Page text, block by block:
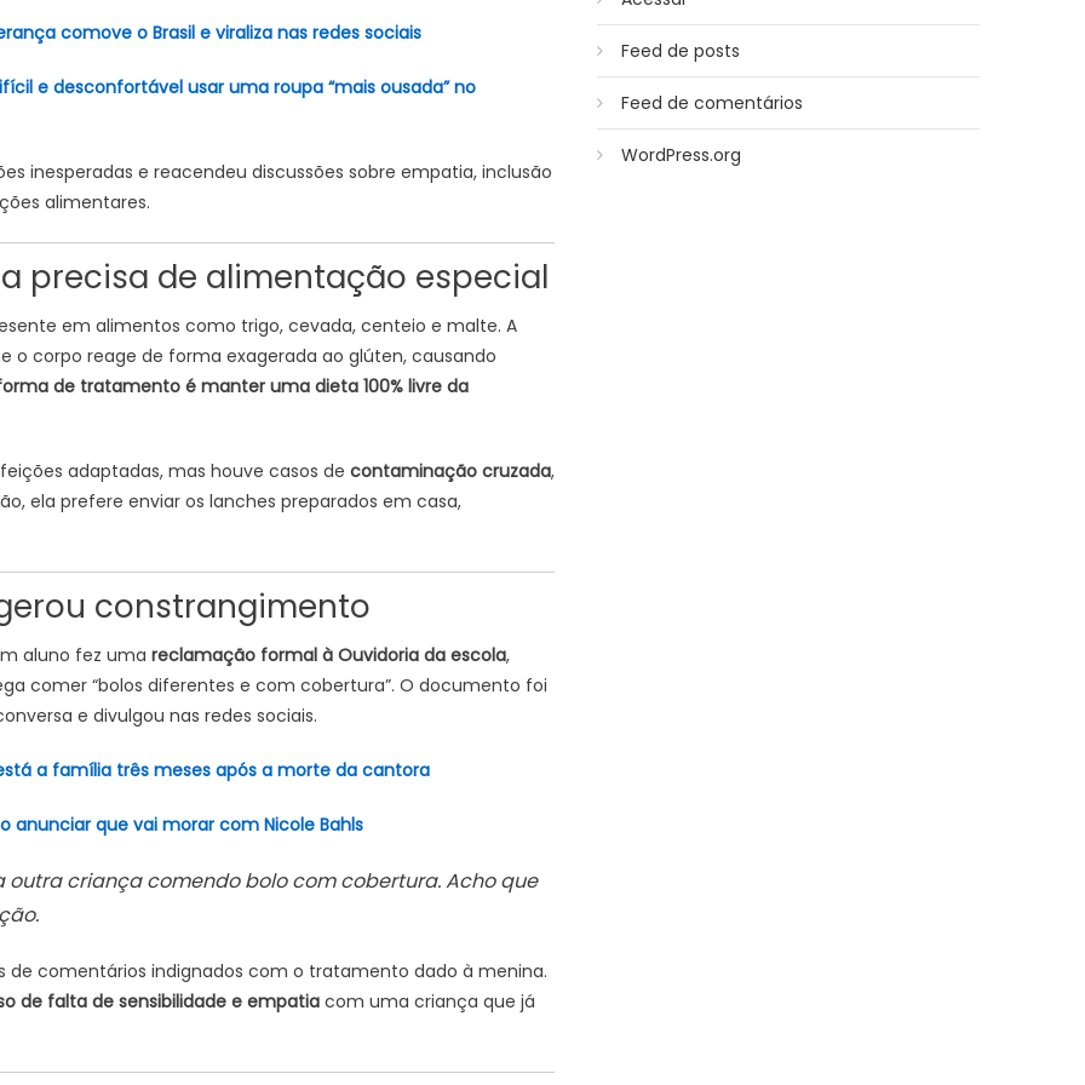
comove o Brasil e viraliza nas redes sociais
e desconfortável usar uma roupa “mais ousada” no
inesperadas e reacendeu discussões sobre empatia, inclusão
alimentares.
precisa de alimentação especial
em alimentos como trigo, cevada, centeio e malte. A
corpo reage de forma exagerada ao glúten, causando
de tratamento é manter uma dieta 100% livre da
adaptadas, mas houve casos de contaminação cruzada,
ela prefere enviar os lanches preparados em casa,
constrangimento
aluno fez uma reclamação formal à Ouvidoria da escola,
comer “bolos diferentes e com cobertura”. O documento foi
e divulgou nas redes sociais.
a família três meses após a morte da cantora
anunciar que vai morar com Nicole Bahls
outra criança comendo bolo com cobertura. Acho que
de comentários indignados com o tratamento dado à menina.
de falta de sensibilidade e empatia com uma criança que já
Feed de posts
Feed de comentários
WordPress.org